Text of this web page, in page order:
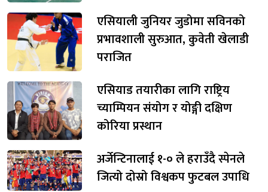
एसियाली जुनियर जुडोमा सविनको
प्रभावशाली सुरुआत, कुवेती खेलाडी
पराजित
एसियाड तयारीका लागि राष्ट्रिय
च्याम्पियन संयोग र योङ्गी दक्षिण
कोरिया प्रस्थान
अर्जेन्टिनालाई १-० ले हराउँदै स्पेनले
जित्यो दोस्रो विश्वकप फुटबल उपाधि